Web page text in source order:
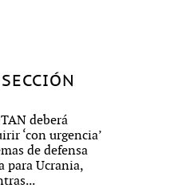
deberá
‘con urgencia’
de defensa
para Ucrania,